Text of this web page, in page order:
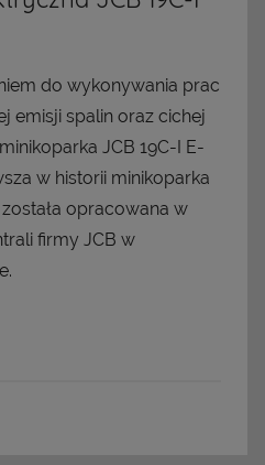
do wykonywania prac
emisji spalin oraz cichej
JCB 19C-I E-
w historii minikoparka
opracowana w
firmy JCB w